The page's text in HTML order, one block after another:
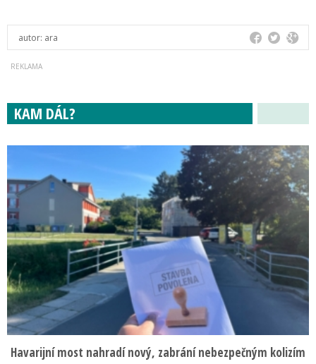
autor: ara
KAM DÁL?
Havarijní most nahradí nový, zabrání nebezpečným kolizím